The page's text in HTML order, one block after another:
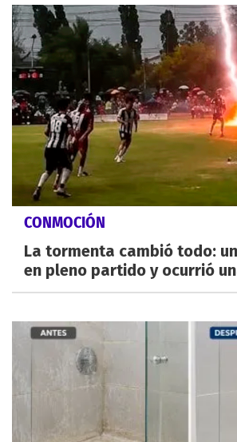
CONMOCIÓN
La tormenta cambió todo:
en pleno partido y ocurrió